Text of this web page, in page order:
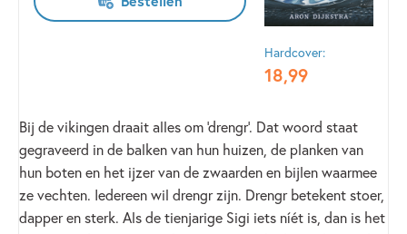
Hardcover:
18,99
Bij de vikingen draait alles om ‘drengr’. Dat woord staat
gegraveerd in de balken van hun huizen, de planken van
hun boten en het ijzer van de zwaarden en bijlen waarmee
ze vechten. Iedereen wil drengr zijn. Drengr betekent stoer,
dapper en sterk. Als de tienjarige Sigi iets níét is, dan is het